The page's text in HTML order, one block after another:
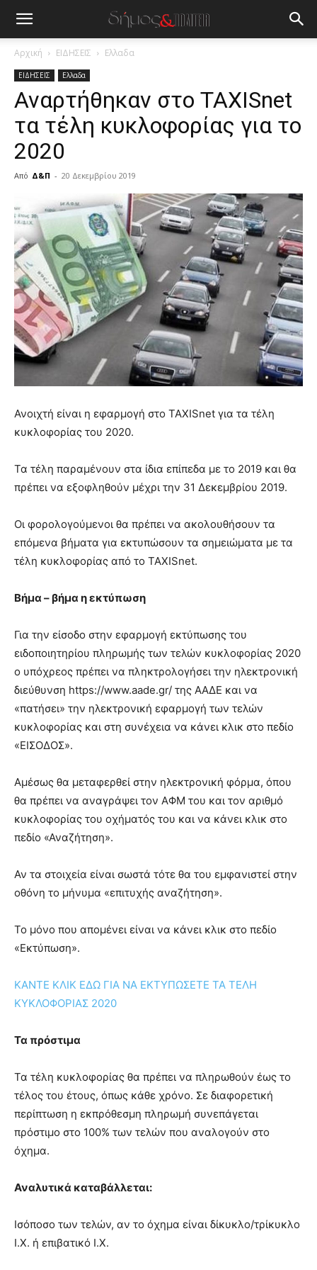
Αρχική ΕΙΔΗΣΕΙΣ Ελλαδα
ΕΙΔΗΣΕΙΣ Ελλαδα
Αναρτήθηκαν στο TAXISnet
τα τέλη κυκλοφορίας για το
2020
Από Δ&Π - 20 Δεκεμβρίου 2019
lesbians
hot
cam
show.desi
xxx
brandi
lyons
teaches
you
the
pain.
hd
Ανοιχτή είναι η εφαρμογή στο TAXISnet για τα τέλη
κυκλοφορίας του 2020.
Τα τέλη παραμένουν στα ίδια επίπεδα με το 2019 και θα
πρέπει να εξοφληθούν μέχρι την 31 Δεκεμβρίου 2019.
Οι φορολογούμενοι θα πρέπει να ακολουθήσουν τα
επόμενα βήματα για εκτυπώσουν τα σημειώματα με τα
τέλη κυκλοφορίας από το TAXISnet.
Βήμα – βήμα η εκτύπωση
Για την είσοδο στην εφαρμογή εκτύπωσης του
ειδοποιητηρίου πληρωμής των τελών κυκλοφορίας 2020
ο υπόχρεος πρέπει να πληκτρολογήσει την ηλεκτρονική
διεύθυνση https://www.aade.gr/ της ΑΑΔΕ και να
«πατήσει» την ηλεκτρονική εφαρμογή των τελών
κυκλοφορίας και στη συνέχεια να κάνει κλικ στο πεδίο
«ΕΙΣΟΔΟΣ».
Αμέσως θα μεταφερθεί στην ηλεκτρονική φόρμα, όπου
θα πρέπει να αναγράψει τον ΑΦΜ του και τον αριθμό
κυκλοφορίας του οχήματός του και να κάνει κλικ στο
πεδίο «Αναζήτηση».
Αν τα στοιχεία είναι σωστά τότε θα του εμφανιστεί στην
οθόνη το μήνυμα «επιτυχής αναζήτηση».
Το μόνο που απομένει είναι να κάνει κλικ στο πεδίο
«Εκτύπωση».
ΚΑΝΤΕ ΚΛΙΚ ΕΔΩ ΓΙΑ ΝΑ ΕΚΤΥΠΩΣΕΤΕ ΤΑ ΤΕΛΗ
ΚΥΚΛΟΦΟΡΙΑΣ 2020
Τα πρόστιμα
Τα τέλη κυκλοφορίας θα πρέπει να πληρωθούν έως το
τέλος του έτους, όπως κάθε χρόνο. Σε διαφορετική
περίπτωση η εκπρόθεσμη πληρωμή συνεπάγεται
πρόστιμο στο 100% των τελών που αναλογούν στο
όχημα.
Αναλυτικά καταβάλλεται:
Ισόποσο των τελών, αν το όχημα είναι δίκυκλο/τρίκυκλο
Ι.Χ. ή επιβατικό Ι.Χ.